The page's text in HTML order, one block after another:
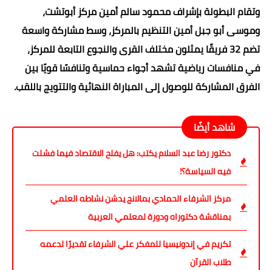
وتقام البطولة بإشراف محمود سالم أمين مركز أبوتشت،
وموسى أبو جبل أمين التنظيم بالمركز، وسط مشاركة واسعة
تضم 32 فريقًا يمثلون مختلف القرى والنجوع التابعة للمركز،
في منافسات رياضية تشهد أجواء حماسية وتنافسًا قويًا بين
الفرق المشاركة للوصول إلى المباراة النهائية والتتويج باللقب.
شاهد أيضًا
دكتور رضا عبد السلام يكتب: هل يفلح الاقتصاد فيما فشلت
فيه السياسة؟!
مركز الشرفاء الحمادي بمالانج يدشن نشاطه العلمي
بمناقشة دكتوراه ودورة لمعلمي العربية
تكريم في إندونيسيا للمفكر علي الشرفاء تقديرًا لدعمه
طلاب القرآن